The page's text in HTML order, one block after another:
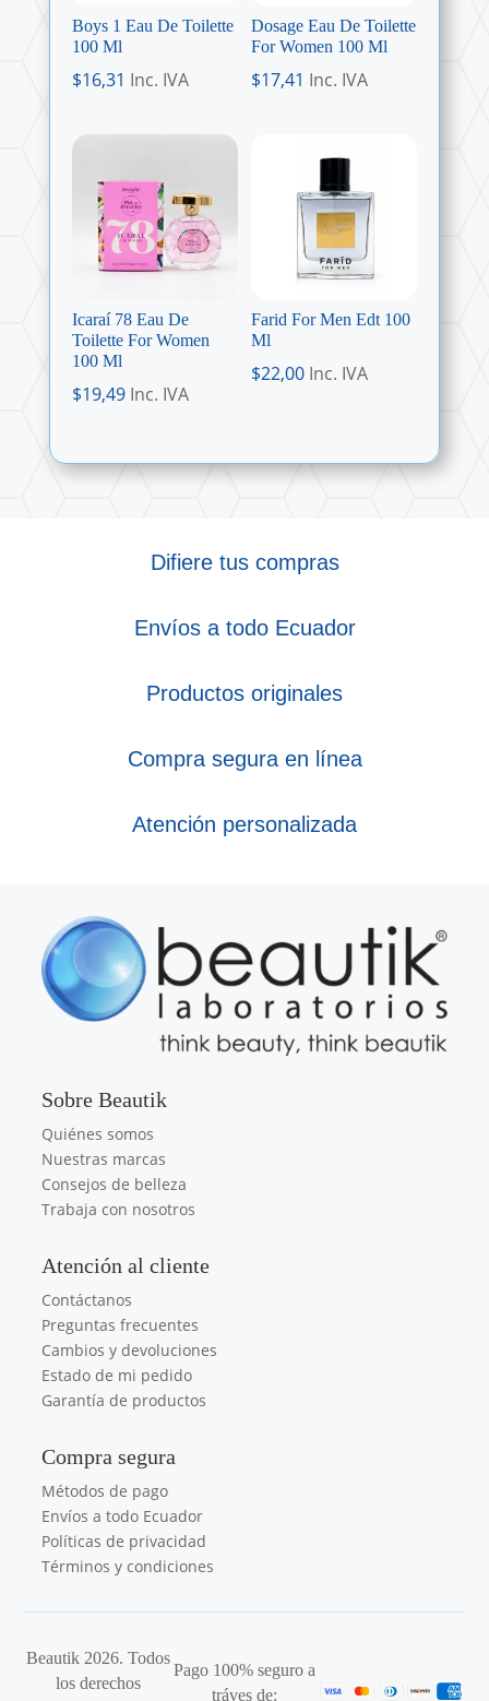
Boys 1 Eau De Toilette
100 Ml
$16,31 Inc. IVA
Dosage Eau De Toilette
For Women 100 Ml
$17,41 Inc. IVA
Icaraí 78 Eau De
Toilette For Women
100 Ml
$19,49 Inc. IVA
Farid For Men Edt 100
Ml
$22,00 Inc. IVA
Difiere tus compras
Envíos a todo Ecuador
Productos originales
Compra segura en línea
Atención personalizada
Sobre Beautik
Quiénes somos
Nuestras marcas
Consejos de belleza
Trabaja con nosotros
Atención al cliente
Contáctanos
Preguntas frecuentes
Cambios y devoluciones
Estado de mi pedido
Garantía de productos
Compra segura
Métodos de pago
Envíos a todo Ecuador
Políticas de privacidad
Términos y condiciones
Beautik 2026. Todos
los derechos
Pago 100% seguro a
tráves de: